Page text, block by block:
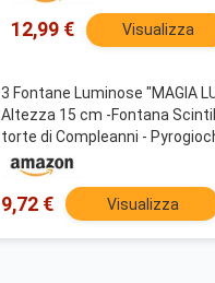
12,99 € Visualizza
3 Fontane Luminose "MAGIA
Altezza 15 cm -Fontana
torte di Compleanni -
9,72 € Visualizza